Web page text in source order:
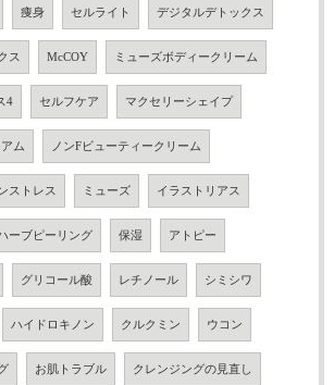
痩身 セルライト デジタルデトックス
ス McCOY ミューズボディークリーム
4 セルフケア マクセリーシェイプ
ム ノンFビューティークリーム
ストレス ミューズ イラストリアス
ーブピーリング 保湿 アトピー
グリコール酸 レチノール シミシワ
ハイドロキノン クルクミン ウコン
お肌トラブル クレンジングの見直し